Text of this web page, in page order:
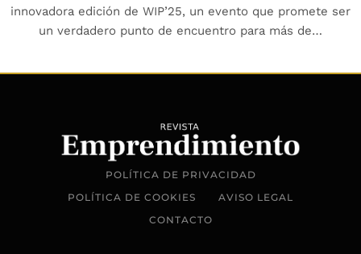
innovadora edición de WIP’25, un evento que promete ser
un verdadero punto de encuentro para más de…
POLÍTICA DE PRIVACIDAD
POLÍTICA DE COOKIES
AVISO LEGAL
CONTACTO